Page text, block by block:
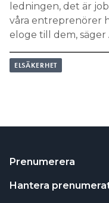
ledningen, det är
våra entreprenörer
eloge till dem, säger
ELSÄKERHET
Prenumerera
Hantera